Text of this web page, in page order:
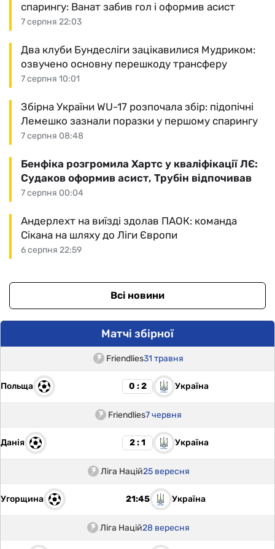
7 серпня 22:03
спарингу: Ванат забив гол і оформив асист
7 серпня 10:01
Два клуби Бундесліги зацікавилися Мудриком:
озвучено основну перешкоду трансферу
7 серпня 08:48
Збірна України WU-17 розпочала збір: підопічні
Лемешко зазнали поразки у першому спарингу
7 серпня 00:04
Бенфіка розгромила Хартс у кваліфікації ЛЄ:
Судаков оформив асист, Трубін відпочивав
6 серпня 22:59
Андерлехт на виїзді здолав ПАОК: команда
Сікана на шляху до Ліги Європи
Всі новини
Матчі збірної
Friendlies31 травня
Польща 0 : 2 Україна
Friendlies7 червня
Данія 2 : 1 Україна
Ліга Націй25 вересня
Угорщина 21:45 Україна
Ліга Націй28 вересня